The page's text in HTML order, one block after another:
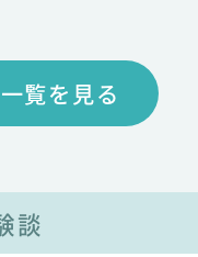
覧を見る
談